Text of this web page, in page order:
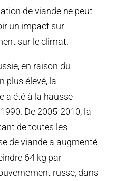
de viande ne peut
un impact sur
sur le climat.
en raison du
plus élevé, la
a été à la hausse
De 2005-2010, la
de toutes les
de viande a augmenté
64 kg par
russe, dans